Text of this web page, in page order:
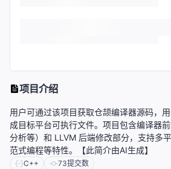
项目介绍
用户可通过该项目获取仓颉编译器源码，
成目标平台可执行文件。项目包含编译器
分析等）和 LLVM 后端修改部分，支持多
范式编程等特性。【此简介由AI生成】
C++ 73提交数